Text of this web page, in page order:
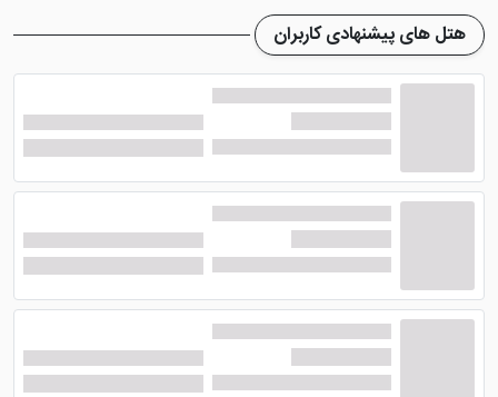
هتل هالیدی این اکسپرس سیتی سنتر کوالالامپور
رستورانی دارد که انواع غذاهای بین المللی و آسیایی طبخ می
کند. در این رستوران فضا بسیار مدرن بوده و پرسنل بسیار
مجرب هستند. کیفیت بالای غذاها سبب شده تا میهمانان
همواره از رستوران راضی باشند. اگر هم به دنبال نوشیدنی
های الکلی و غیر الکلی هستید، پیشنهاد می کنیم به سالن بار
مجلل هتل بروید.
امکانات هتل هالیدی این اکسپرس
سیتی سنتر کوالالامپور
هتل های پیشنهادی کاربران